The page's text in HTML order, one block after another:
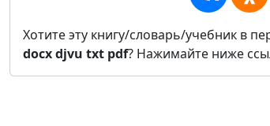
Хотите эту книгу/словарь/учебник в
docxdjvu txt pdf? Нажимайте ниже